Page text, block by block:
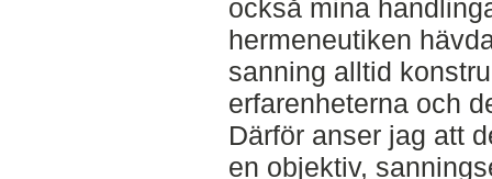
också mina
hermeneutiken
sanning alltid
erfarenheterna och
Därför anser jag att
en objektiv,